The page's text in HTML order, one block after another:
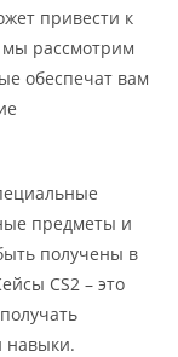
привести к
мы рассмотрим
обеспечат вам
предметы и
получены в
CS2 – это
навыки.